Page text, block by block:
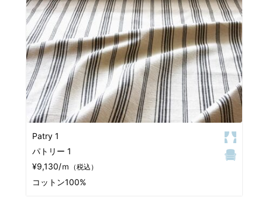
Patry 1
パトリー 1
¥9,130/ｍ （税込）
コットン100%